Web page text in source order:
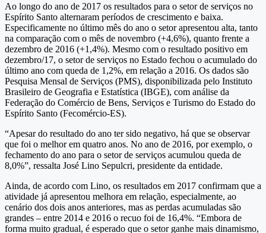
Ao longo do ano de 2017 os resultados para o setor de serviços no
Espírito Santo alternaram períodos de crescimento e baixa.
Especificamente no último mês do ano o setor apresentou alta, tanto
na comparação com o mês de novembro (+4,6%), quanto frente a
dezembro de 2016 (+1,4%). Mesmo com o resultado positivo em
dezembro/17, o setor de serviços no Estado fechou o acumulado do
último ano com queda de 1,2%, em relação a 2016. Os dados são
Pesquisa Mensal de Serviços (PMS), disponibilizada pelo Instituto
Brasileiro de Geografia e Estatística (IBGE), com análise da
Federação do Comércio de Bens, Serviços e Turismo do Estado do
Espírito Santo (Fecomércio-ES).
“Apesar do resultado do ano ter sido negativo, há que se observar
que foi o melhor em quatro anos. No ano de 2016, por exemplo, o
fechamento do ano para o setor de serviços acumulou queda de
8,0%”, ressalta José Lino Sepulcri, presidente da entidade.
Ainda, de acordo com Lino, os resultados em 2017 confirmam que a
atividade já apresentou melhora em relação, especialmente, ao
cenário dos dois anos anteriores, mas as perdas acumuladas são
grandes – entre 2014 e 2016 o recuo foi de 16,4%. “Embora de
forma muito gradual, é esperado que o setor ganhe mais dinamismo,